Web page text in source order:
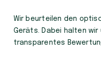
Wir beurteilen den
Geräts. Dabei halten wir
transparentes